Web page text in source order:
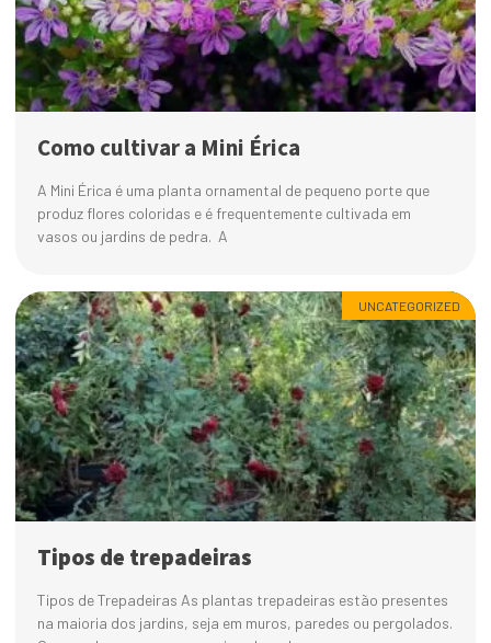
Como cultivar a Mini Érica
A Mini Érica é uma planta ornamental de pequeno porte que
produz flores coloridas e é frequentemente cultivada em
vasos ou jardins de pedra. A
UNCATEGORIZED
Tipos de trepadeiras
Tipos de Trepadeiras As plantas trepadeiras estão presentes
na maioria dos jardins, seja em muros, paredes ou pergolados.